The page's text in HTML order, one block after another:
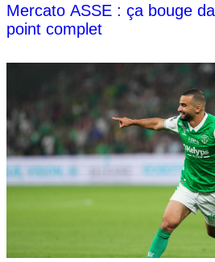
Mercato ASSE : ça bouge
point complet